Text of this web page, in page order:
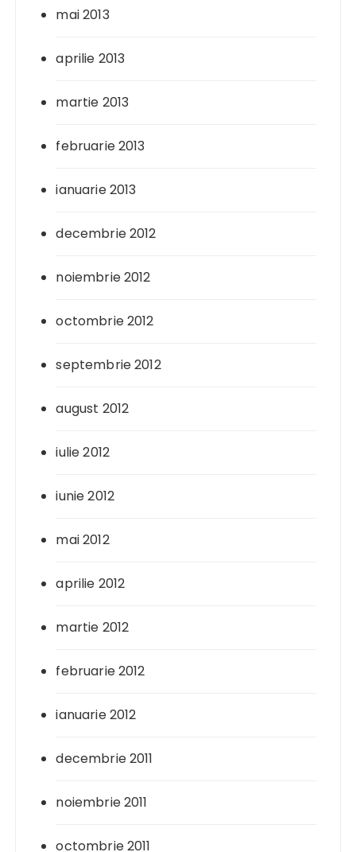
mai 2013
aprilie 2013
martie 2013
februarie 2013
ianuarie 2013
decembrie 2012
noiembrie 2012
octombrie 2012
septembrie 2012
august 2012
iulie 2012
iunie 2012
mai 2012
aprilie 2012
martie 2012
februarie 2012
ianuarie 2012
decembrie 2011
noiembrie 2011
octombrie 2011